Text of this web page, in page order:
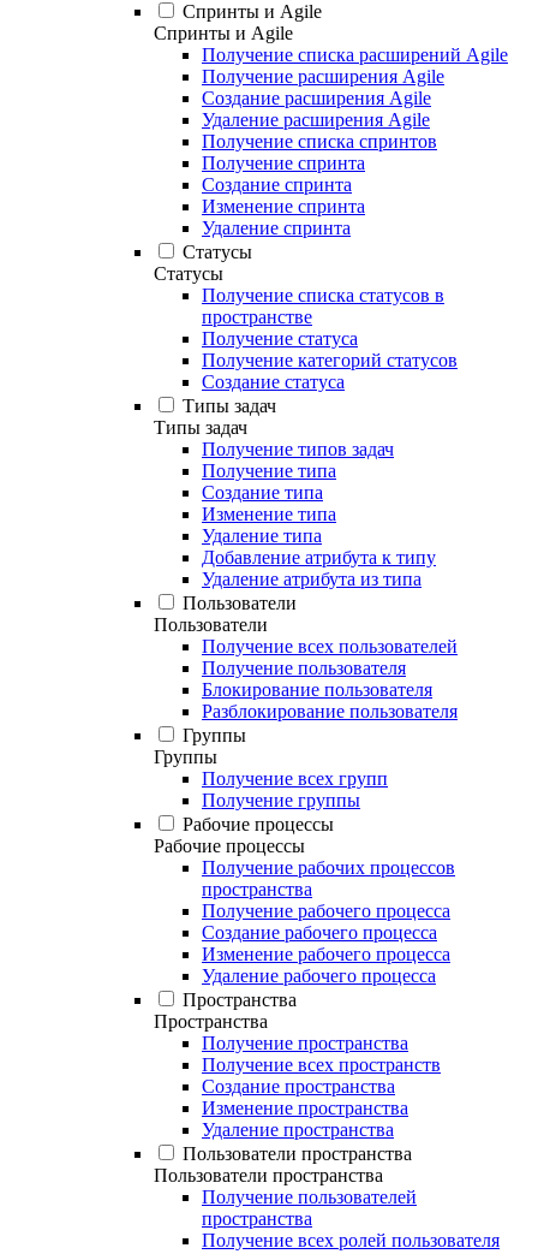
Спринты и Agile
Спринты и Agile
Получение списка расширений Agile
Получение расширения Agile
Создание расширения Agile
Удаление расширения Agile
Получение списка спринтов
Получение спринта
Создание спринта
Изменение спринта
Удаление спринта
Статусы
Статусы
Получение списка статусов в
пространстве
Получение статуса
Получение категорий статусов
Создание статуса
Типы задач
Типы задач
Получение типов задач
Получение типа
Создание типа
Изменение типа
Удаление типа
Добавление атрибута к типу
Удаление атрибута из типа
Пользователи
Пользователи
Получение всех пользователей
Получение пользователя
Блокирование пользователя
Разблокирование пользователя
Группы
Группы
Получение всех групп
Получение группы
Рабочие процессы
Рабочие процессы
Получение рабочих процессов
пространства
Получение рабочего процесса
Создание рабочего процесса
Изменение рабочего процесса
Удаление рабочего процесса
Пространства
Пространства
Получение пространства
Получение всех пространств
Создание пространства
Изменение пространства
Удаление пространства
Пользователи пространства
Пользователи пространства
Получение пользователей
пространства
Получение всех ролей пользователя